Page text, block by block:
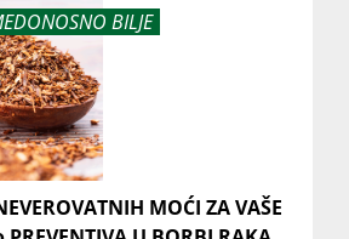
BILJE
MOĆI ZA VAŠE